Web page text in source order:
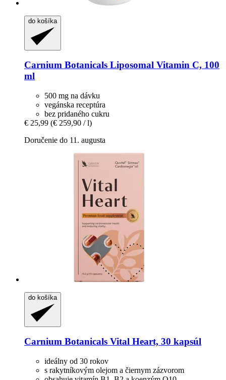
do košíka
Carnium Botanicals Liposomal Vitamin C, 100
ml
500 mg na dávku
vegánska receptúra
bez pridaného cukru
€ 25,99 (€ 259,90 / l)
Doručenie do 11. augusta
do košíka
Carnium Botanicals Vital Heart, 30 kapsúl
ideálny od 30 rokov
s rakytníkovým olejom a čiernym zázvorom